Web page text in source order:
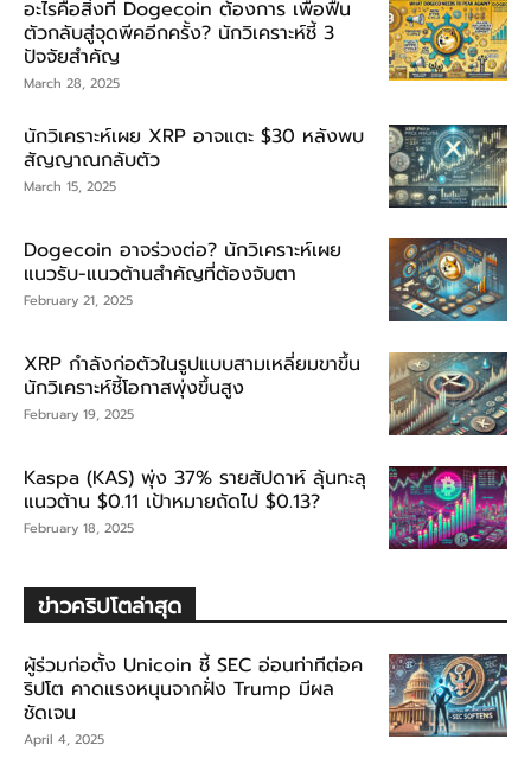
อะไรคือสิ่งที่ Dogecoin ต้องการ เพื่อฟื้น
ตัวกลับสู่จุดพีคอีกครั้ง? นักวิเคราะห์ชี้ 3
ปัจจัยสำคัญ
March 28, 2025
นักวิเคราะห์เผย XRP อาจแตะ $30 หลังพบ
สัญญาณกลับตัว
March 15, 2025
Dogecoin อาจร่วงต่อ? นักวิเคราะห์เผย
แนวรับ-แนวต้านสำคัญที่ต้องจับตา
February 21, 2025
XRP กำลังก่อตัวในรูปแบบสามเหลี่ยมขาขึ้น
นักวิเคราะห์ชี้โอกาสพุ่งขึ้นสูง
February 19, 2025
Kaspa (KAS) พุ่ง 37% รายสัปดาห์ ลุ้นทะลุ
แนวต้าน $0.11 เป้าหมายถัดไป $0.13?
February 18, 2025
ข่าวคริปโตล่าสุด
ผู้ร่วมก่อตั้ง Unicoin ชี้ SEC อ่อนท่าทีต่อค
ริปโต คาดแรงหนุนจากฝั่ง Trump มีผล
ชัดเจน
April 4, 2025